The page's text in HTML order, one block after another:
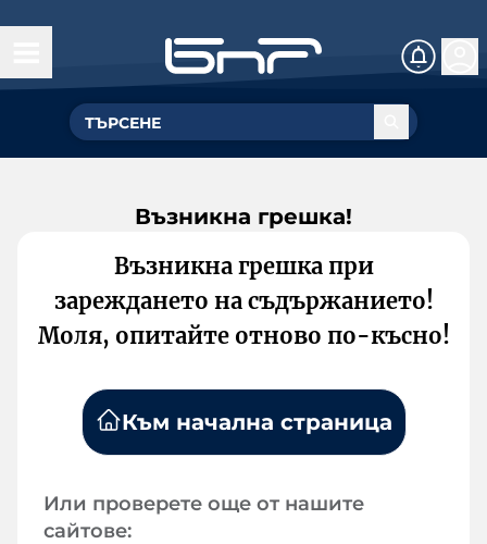
Възникна грешка!
Възникна грешка при
зареждането на съдържанието!
Моля, опитайте отново по-късно!
Към начална страница
Или проверете още от нашите
сайтове: